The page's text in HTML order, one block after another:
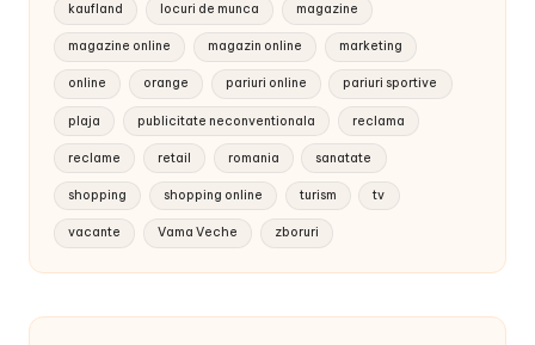
kaufland locuri de munca magazine
magazine online magazin online marketing
online orange pariuri online pariuri sportive
plaja publicitate neconventionala reclama
reclame retail romania sanatate
shopping shopping online turism tv
vacante Vama Veche zboruri